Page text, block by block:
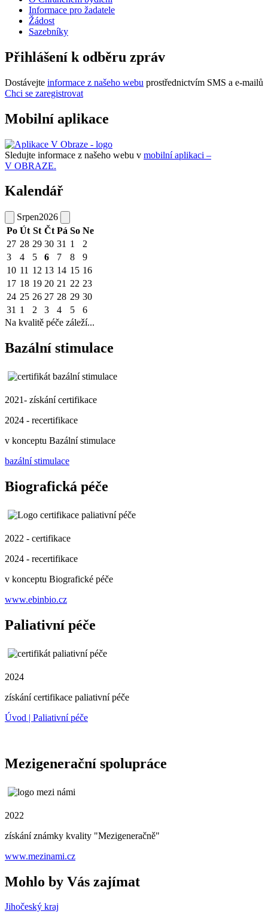
Informace pro žadatele
Žádost
Sazebníky
Přihlášení k odběru zpráv
Dostávejte informace z našeho webu prostřednictvím SMS a e-mailů
Chci se zaregistrovat
Mobilní aplikace
Sledujte informace z našeho webu v mobilní aplikaci –
V OBRAZE.
Kalendář
Srpen2026
Po Út St Čt Pá So Ne
27 28 29 30 31 1
2
3
4 5 6 7 8
9
10 11 12 13 14 15 16
17 18 19 20 21 22 23
24 25 26 27 28 29 30
31 1 2 3 4 5
6
Na kvalitě péče záleží...
Bazální stimulace
2021- získání certifikace
2024 - recertifikace
v konceptu Bazální stimulace
bazální stimulace
Biografická péče
2022 - certifikace
2024 - recertifikace
v konceptu Biografické péče
www.ebinbio.cz
Paliativní péče
2024
získání certifikace paliativní péče
Úvod | Paliativní péče
Mezigenerační spolupráce
2022
získání známky kvality "Mezigeneračně"
www.mezinami.cz
Mohlo by Vás zajímat
Jihočeský kraj